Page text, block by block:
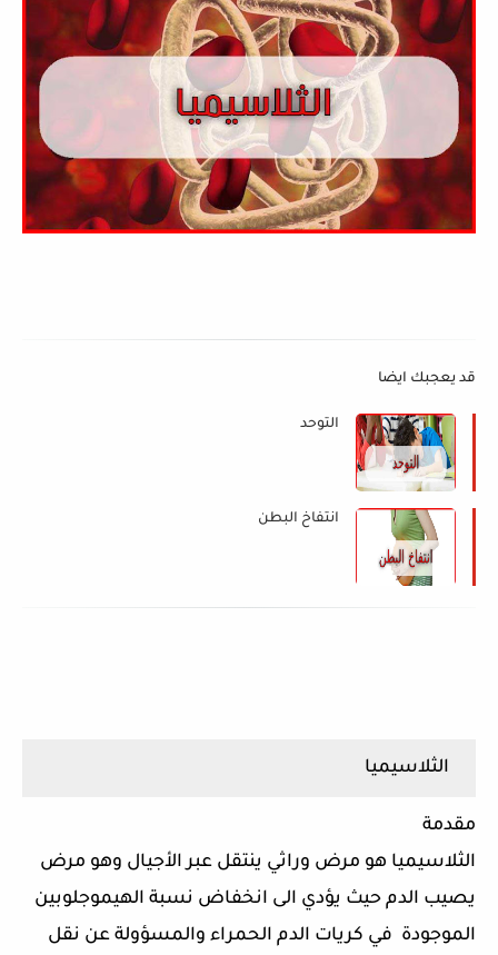
قد يعجبك ايضا
التوحد
انتفاخ البطن
الثلاسيميا
مقدمة
الثلاسيميا هو مرض وراثي ينتقل عبر الأجيال وهو مرض
يصيب الدم حيث يؤدي الى انخفاض نسبة الهيموجلوبين
الموجودة في كريات الدم الحمراء والمسؤولة عن نقل